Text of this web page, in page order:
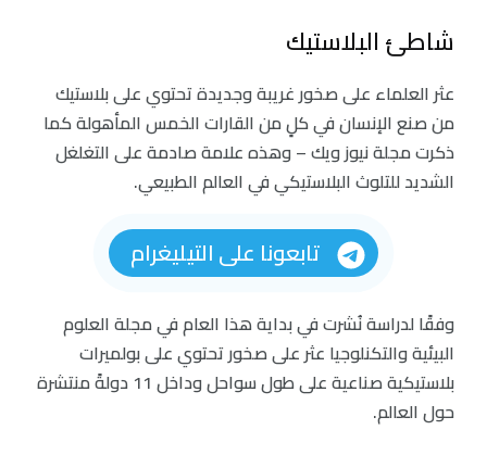
شاطئ البلاستيك
عثر العلماء على صخور غريبة وجديدة تحتوي على بلاستيك
من صنع الإنسان في كلٍ من القارات الخمس المأهولة كما
ذكرت مجلة نيوز ويك – وهذه علامة صادمة على التغلغل
الشديد للتلوث البلاستيكي في العالم الطبيعي.
تابعونا على التيليغرام
وفقًا لدراسة نُشرت في بداية هذا العام في مجلة العلوم
البيئية والتكنلوجيا عثر على صخور تحتوي على بولميرات
بلاستيكية صناعية على طول سواحل وداخل 11 دولةً منتشرة
حول العالم.